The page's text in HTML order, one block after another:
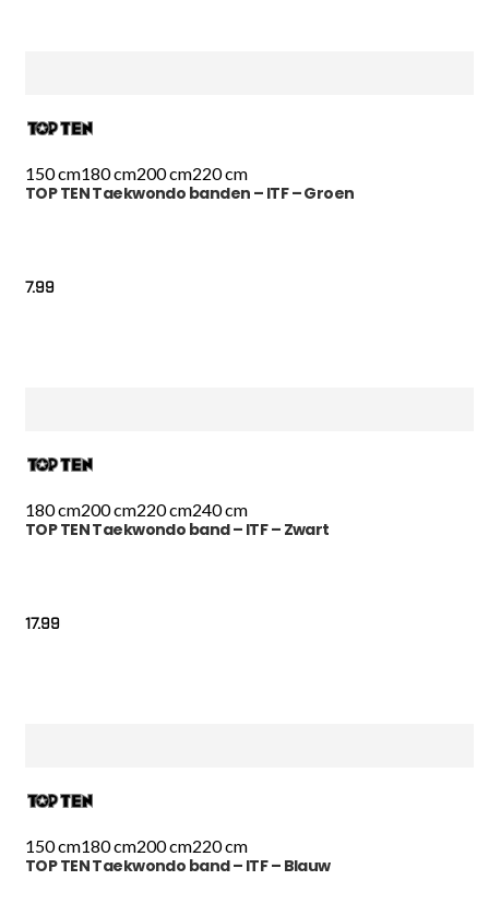
150 cm180 cm200 cm220 cm
TOP TEN Taekwondo banden – ITF – Groen
7.99
180 cm200 cm220 cm240 cm
TOP TEN Taekwondo band – ITF – Zwart
17.99
150 cm180 cm200 cm220 cm
TOP TEN Taekwondo band – ITF – Blauw